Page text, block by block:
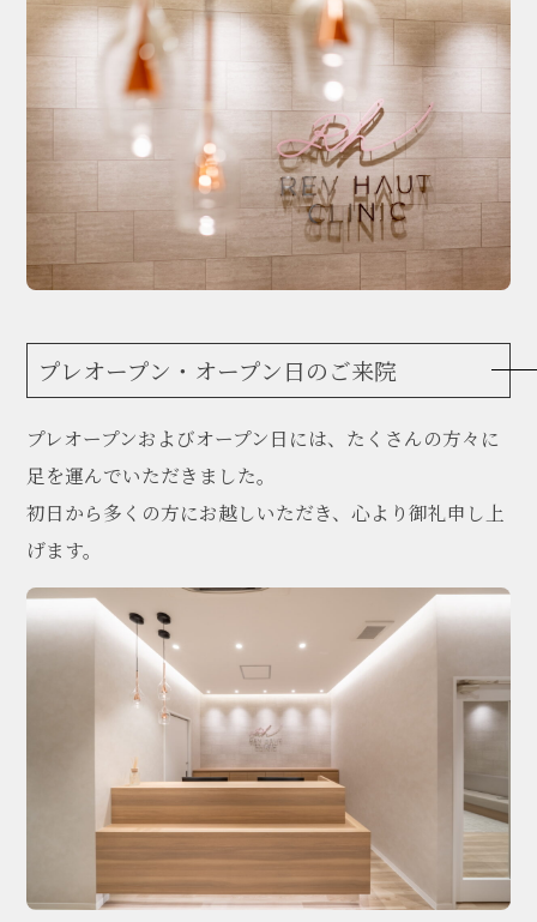
お問い合わせフォーム
LINEお問い合わせ
プレオープン・オープン日のご来院
プレオープンおよびオープン日には、たくさんの方々に
足を運んでいただきました。
初日から多くの方にお越しいただき、心より御礼申し上
げます。